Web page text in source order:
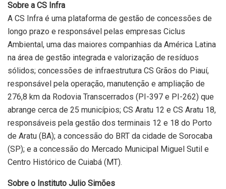
Sobre a CS Infra
A CS Infra é uma plataforma de gestão de concessões de
longo prazo e responsável pelas empresas Ciclus
Ambiental, uma das maiores companhias da América Latina
na área de gestão integrada e valorização de resíduos
sólidos; concessões de infraestrutura CS Grãos do Piauí,
responsável pela operação, manutenção e ampliação de
276,8 km da Rodovia Transcerrados (PI-397 e PI-262) que
abrange cerca de 25 municípios; CS Aratu 12 e CS Aratu 18,
responsáveis pela gestão dos terminais 12 e 18 do Porto
de Aratu (BA); a concessão do BRT da cidade de Sorocaba
(SP); e a concessão do Mercado Municipal Miguel Sutil e
Centro Histórico de Cuiabá (MT).
Sobre o Instituto Julio Simões